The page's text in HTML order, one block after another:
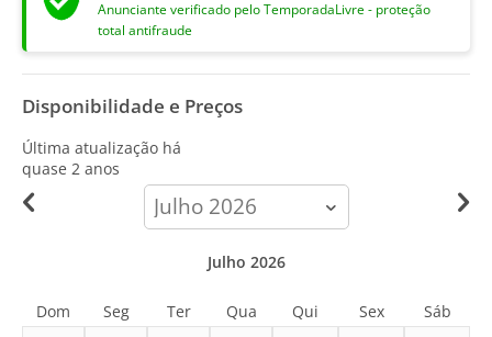
Anunciante verificado pelo TemporadaLivre - proteção
total antifraude
Disponibilidade e Preços
Última atualização há
quase 2 anos
calendar-
month
Julho 2026
Dom Seg Ter Qua Qui Sex Sáb